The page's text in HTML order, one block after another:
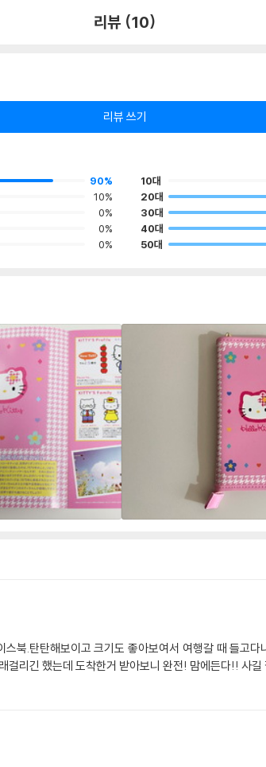
리뷰 (10)
리뷰 쓰기
90%
10%
0%
0%
0%
10대
20대
30대
40대
50대
스북.탄탄해보이고 크기도 좋아보여서 여행갈 때 들고
걸리긴 했는데 도착한거 받아보니 완전! 맘에든다!! 사길